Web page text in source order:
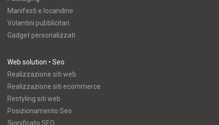
Manifesti e locandine
Volantini pubblicitari
Gadget personalizzati
Web solution • Seo
Realizzazione siti web
Realizzazione siti ecommerce
Restyling siti web
Posizionamento Seo
Significato SEO